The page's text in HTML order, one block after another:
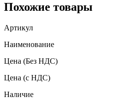
Похожие товары
Артикул
Наименование
Цена (Без НДС)
Цена (с НДС)
Наличие